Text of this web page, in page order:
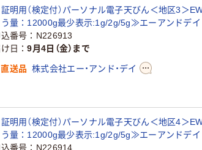
明用（検定付）パーソナル電子天びん＜地区3＞
量：12000g最少表示:1g/2g/5g≫エーアンドデイ
番号
N226913
日
9月4日（金）まで
直送品 株式会社エー・アンド・デイ
明用（検定付）パーソナル電子天びん＜地区4＞
量：12000g最少表示:1g/2g/5g≫エーアンドデイ
番号
N226914